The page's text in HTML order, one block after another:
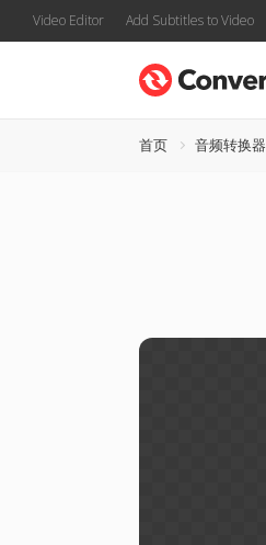
Video Editor Add Subtitles to Video
首页 音频转换器